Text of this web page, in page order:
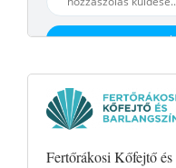
Fertőrákosi Kőfejtő